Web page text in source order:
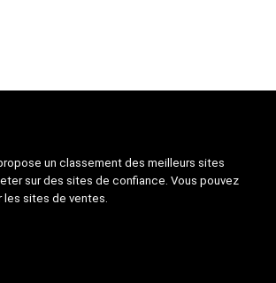
un classement des meilleurs sites
sur des sites de confiance. Vous pouvez
les sites de ventes.